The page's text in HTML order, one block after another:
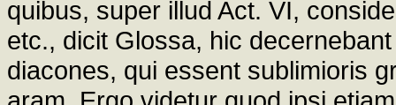
quibus, super illud Act. VI,
etc., dicit Glossa, hic
diacones, qui essent sublimioris